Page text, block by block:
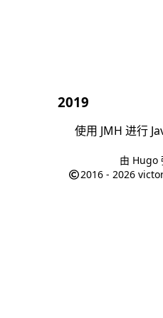
2019
使用 JMH 进行
由 Hugo
2016 - 2026